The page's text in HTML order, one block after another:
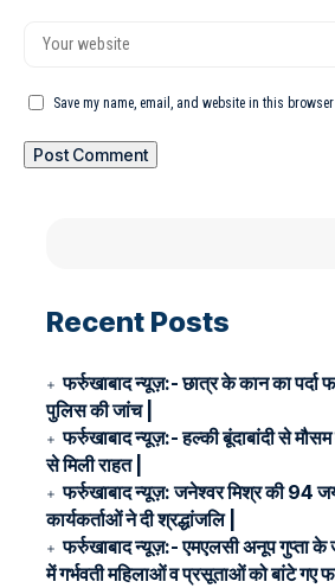
Save my name, email, and website in this
Recent Posts
फर्रुखाबाद न्यूज़:- छात्र के कान का पर्दा
पुलिस की जांच |
फर्रुखाबाद न्यूज़:- हल्की बूंदाबांदी से
से मिली राहत |
फर्रुखाबाद न्यूज़: जनेश्वर मिश्र की 94
कार्यकर्ताओं ने दी श्रद्धांजलि |
फर्रुखाबाद न्यूज़:- एमएलसी अनूप गुप्ता
में गर्भवती महिलाओं व प्रसूताओं को बांटे गए